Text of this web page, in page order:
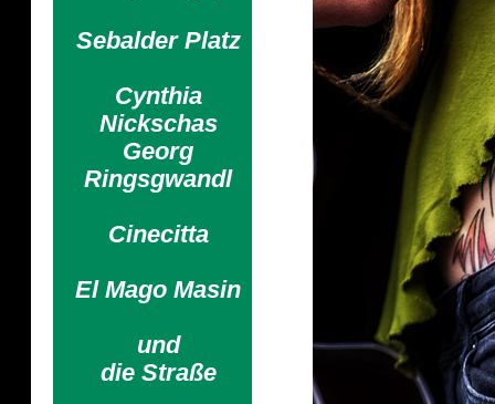
Sebalder Platz
Cynthia
Nickschas
Georg
Ringsgwandl
Cinecitta
El Mago Masin
und
die Straße